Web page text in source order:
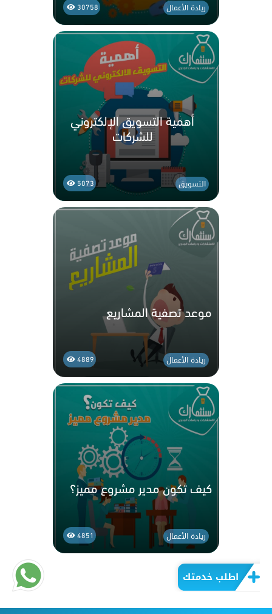
اطلب خدمتك
30758 ريادة الأعمال
أهمية التسويق الإلكتروني
للشركات
5073 التسويق
موعد تصفية المشاريع
4889 ريادة الأعمال
كيف تكون مدير مشروع مميز؟
4851 ريادة الأعمال